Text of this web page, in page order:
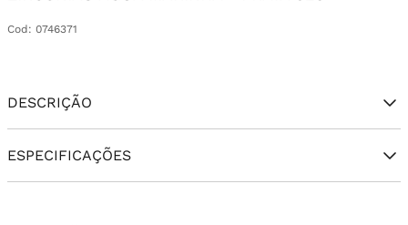
Cod : 0746371
DESCRIÇÃO
ESPECIFICAÇÕES